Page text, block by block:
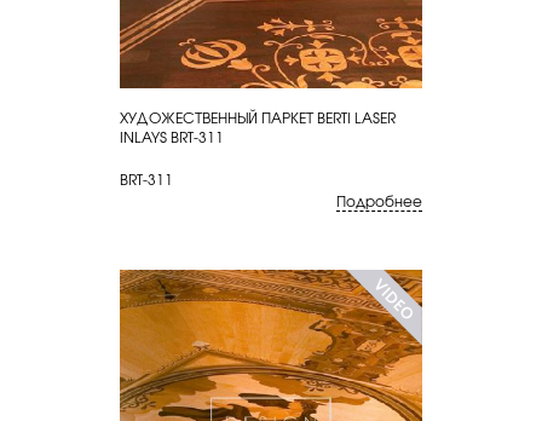
КУПИТЬ
ХУДОЖЕСТВЕННЫЙ ПАРКЕТ BERTI LASER
INLAYS BRT-311
BRT-311
Подробнее